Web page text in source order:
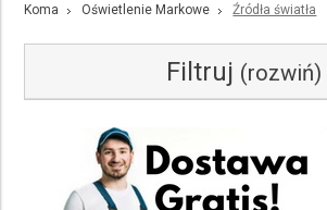
Koma Oświetlenie Markowe Źródła światła
Filtruj (rozwiń)
Kategoria